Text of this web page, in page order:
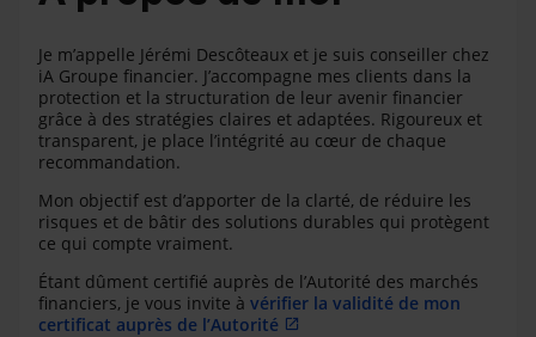
Je m’appelle Jérémi Descôteaux et je suis conseiller chez
iA Groupe financier. J’accompagne mes clients dans la
protection et la structuration de leur avenir financier
grâce à des stratégies claires et adaptées. Rigoureux et
transparent, je place l’intégrité au cœur de chaque
recommandation.
Mon objectif est d’apporter de la clarté, de réduire les
risques et de bâtir des solutions durables qui protègent
ce qui compte vraiment.
Étant dûment certifié auprès de l’Autorité des marchés
financiers, je vous invite à vérifier la validité de mon
certificat auprès de l’Autorité